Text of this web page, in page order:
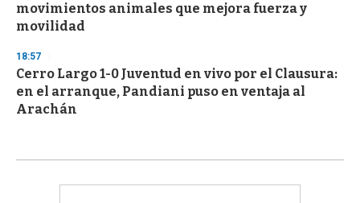
movimientos animales que mejora fuerza y
movilidad
18:57
Cerro Largo 1-0 Juventud en vivo por el Clausura:
en el arranque, Pandiani puso en ventaja al
Arachán